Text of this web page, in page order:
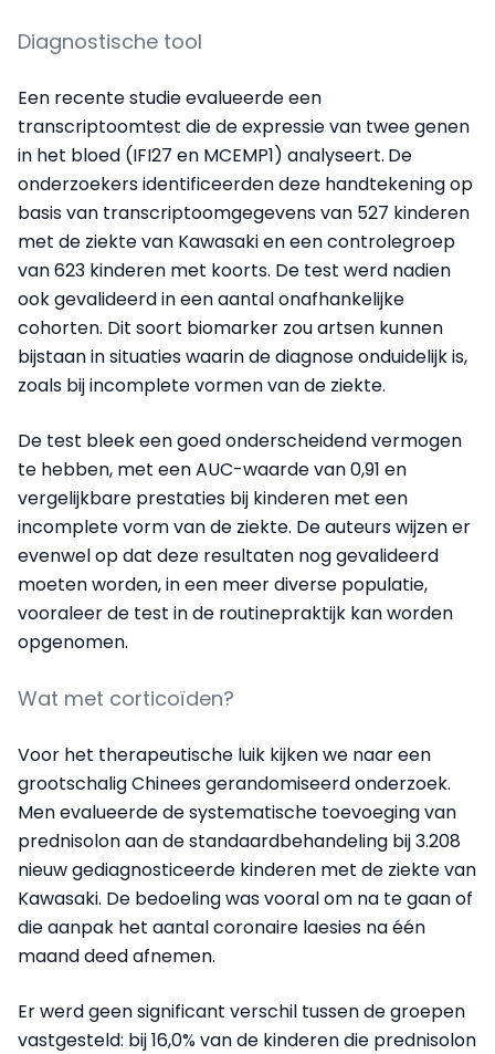
Diagnostische tool
Een recente studie evalueerde een
transcriptoomtest die de expressie van twee genen
in het bloed (IFI27 en MCEMP1) analyseert. De
onderzoekers identificeerden deze handtekening op
basis van transcriptoomgegevens van 527 kinderen
met de ziekte van Kawasaki en een controlegroep
van 623 kinderen met koorts. De test werd nadien
ook gevalideerd in een aantal onafhankelijke
cohorten. Dit soort biomarker zou artsen kunnen
bijstaan in situaties waarin de diagnose onduidelijk is,
zoals bij incomplete vormen van de ziekte.
De test bleek een goed onderscheidend vermogen
te hebben, met een AUC-waarde van 0,91 en
vergelijkbare prestaties bij kinderen met een
incomplete vorm van de ziekte. De auteurs wijzen er
evenwel op dat deze resultaten nog gevalideerd
moeten worden, in een meer diverse populatie,
vooraleer de test in de routinepraktijk kan worden
opgenomen.
Wat met corticoïden?
Voor het therapeutische luik kijken we naar een
grootschalig Chinees gerandomiseerd onderzoek.
Men evalueerde de systematische toevoeging van
prednisolon aan de standaardbehandeling bij 3.208
nieuw gediagnosticeerde kinderen met de ziekte van
Kawasaki. De bedoeling was vooral om na te gaan of
die aanpak het aantal coronaire laesies na één
maand deed afnemen.
Er werd geen significant verschil tussen de groepen
vastgesteld: bij 16,0% van de kinderen die prednisolon